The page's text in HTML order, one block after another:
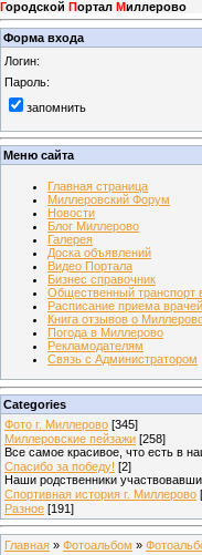
Городской Портал Миллерово
Форма входа
Логин:
Пароль:
запомнить
Меню сайта
Главная страница
Миллеровский Форум
Новости
Блог Миллерово
Галерея
Доска объявлений
Видео Портала
Бизнес справочник
Общественный транспорт
Расписание приема врачей
Книга отзывов о
Погода в Миллерово
Рекламодателям
Связь с Администратором
Categories
Фото г. Миллерово [345]
Миллеровские пейзажи [258]
Все самое красивое, что есть в
Спасибо за победу! [2]
Наши родственники
Спортивная история г. Миллерово
Разное [191]
Главная » Фотоальбом »